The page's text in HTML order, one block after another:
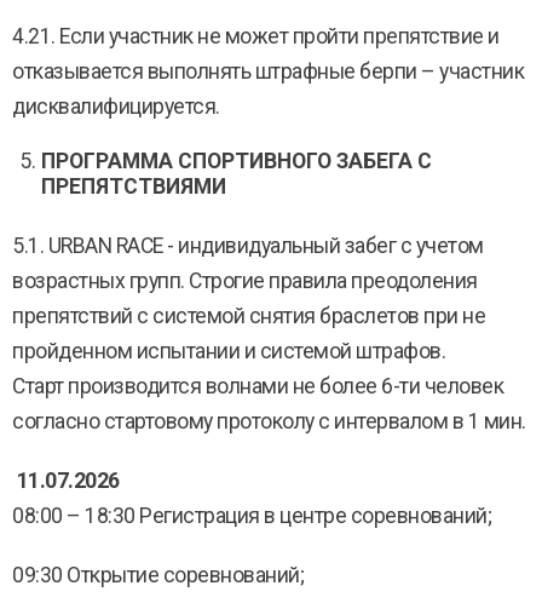
4.21. Если участник не может пройти препятствие и
отказывается выполнять штрафные берпи – участник
дисквалифицируется.
ПРОГРАММА СПОРТИВНОГО ЗАБЕГА С
ПРЕПЯТСТВИЯМИ
5.1. URBAN RACE - индивидуальный забег с учетом
возрастных групп. Строгие правила преодоления
препятствий с системой снятия браслетов при не
пройденном испытании и системой штрафов.
Старт производится волнами не более 6-ти человек
согласно стартовому протоколу с интервалом в 1 мин.
11.07.2026
08:00 – 18:30 Регистрация в центре соревнований;
09:30 Открытие соревнований;